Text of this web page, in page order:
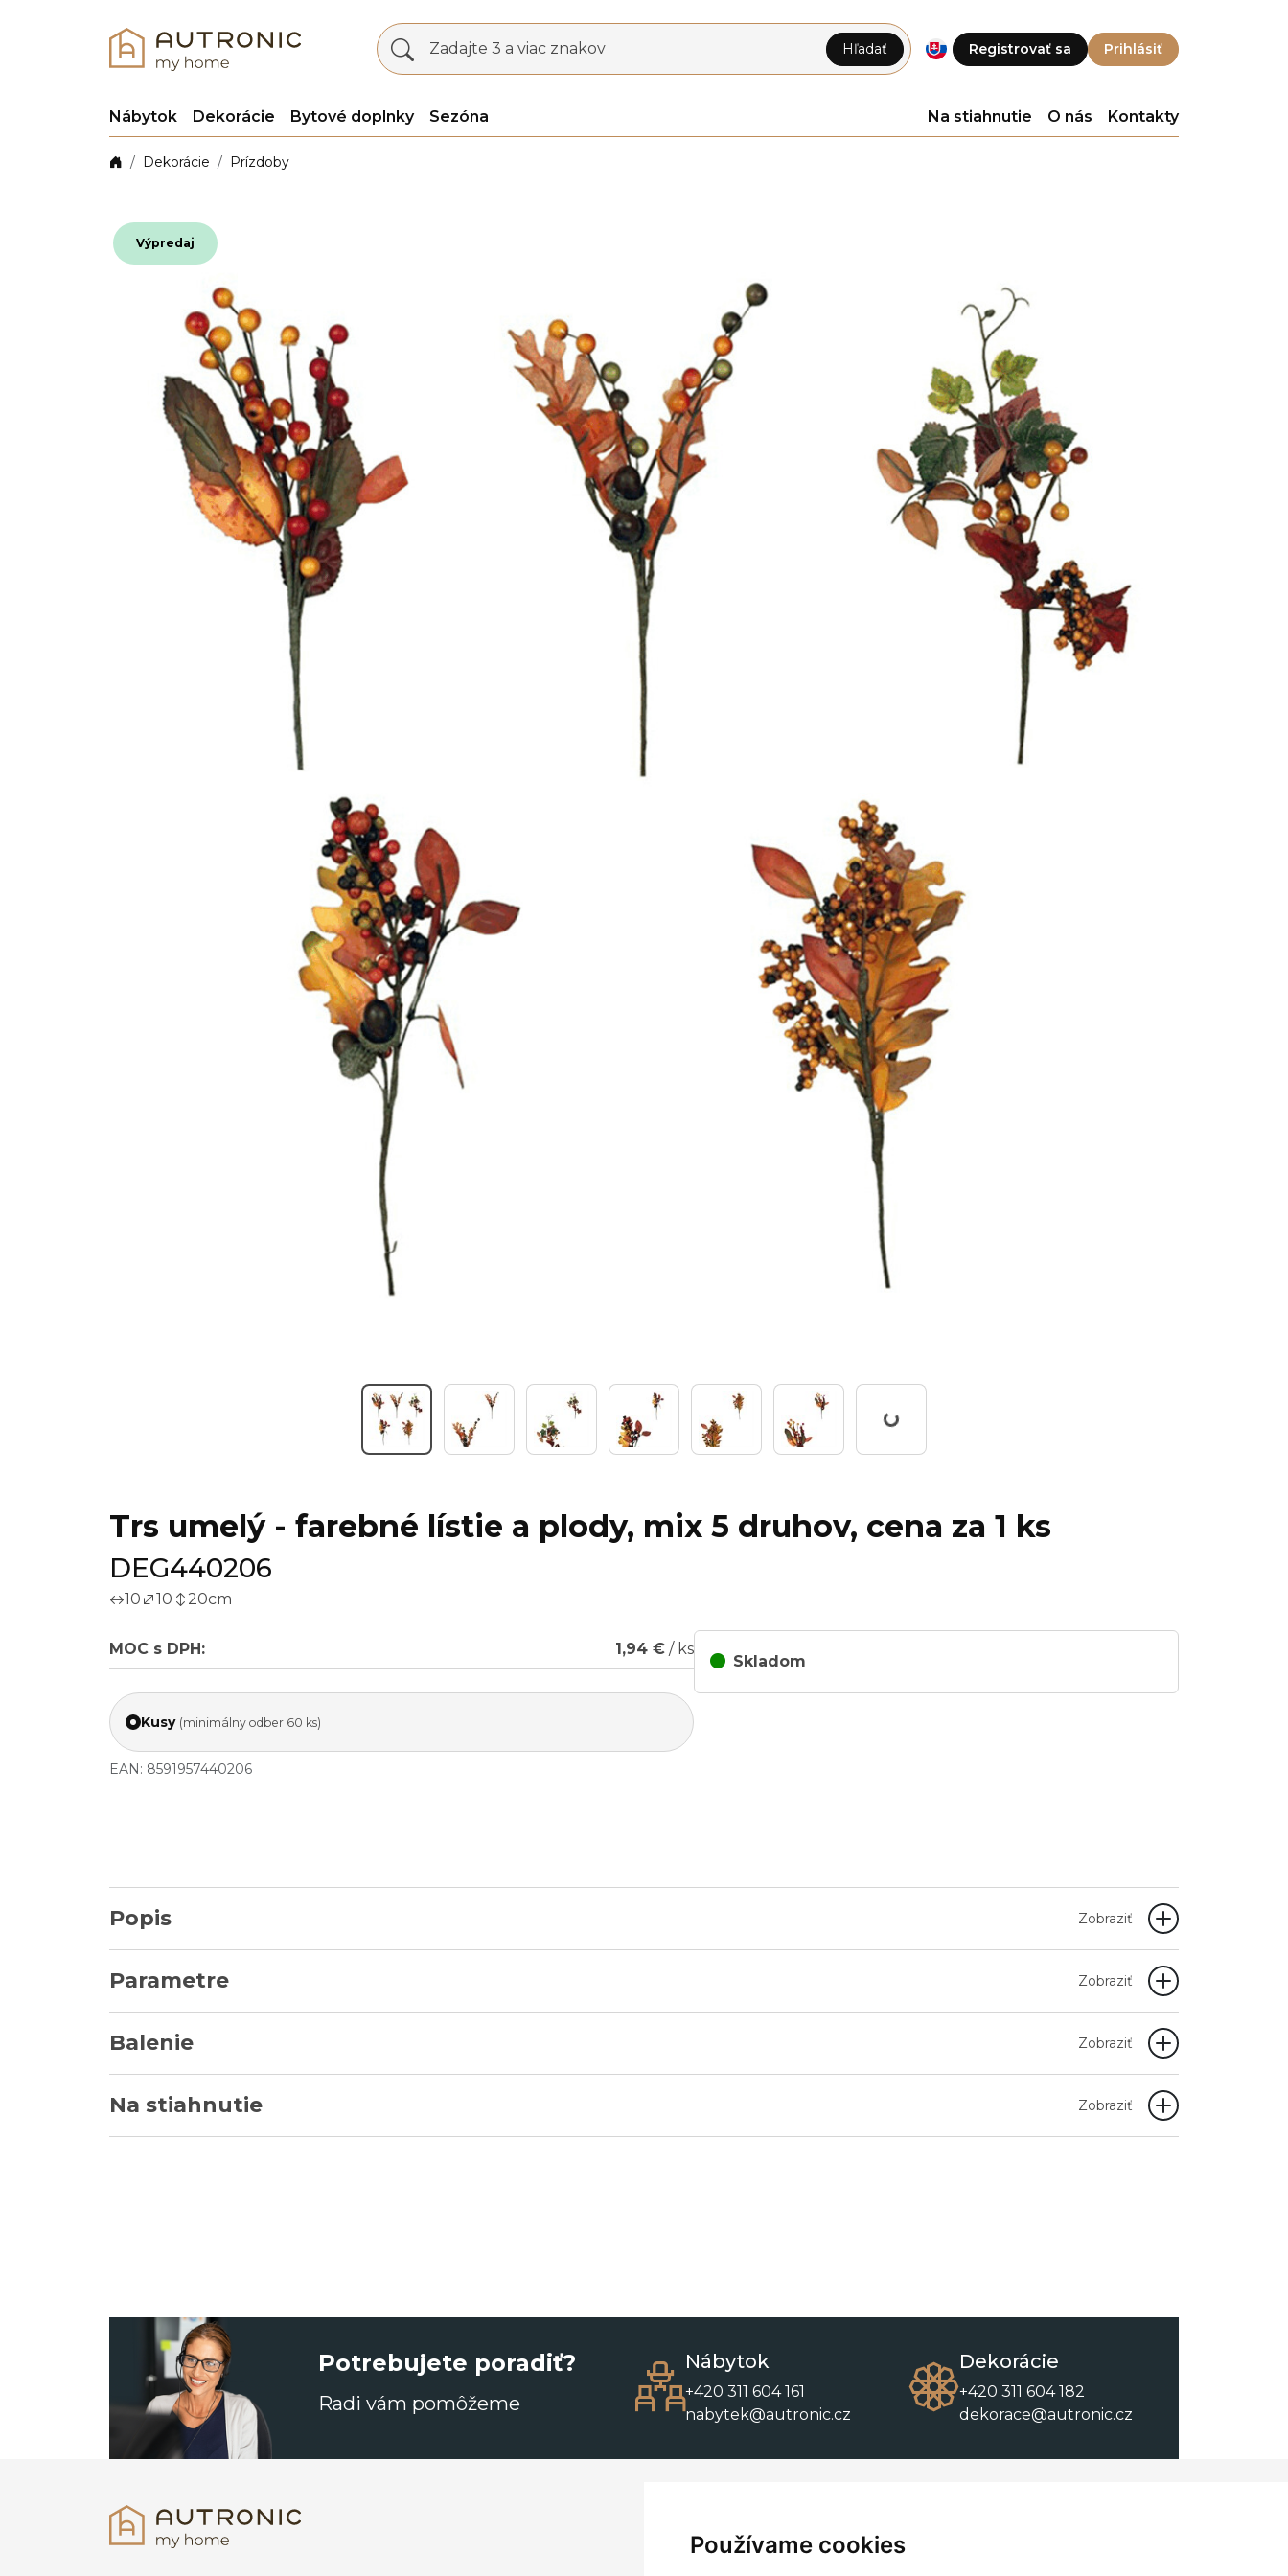
Používame cookies
Registrovať sa Prihlásiť
Zadajte 3 a viac znakov Hľadať
Nábytok Dekorácie Bytové doplnky Sezóna Na stiahnutie O nás Kontakty
Dekorácie Prízdoby
Working...
Výpredaj
Trs umelý - farebné lístie a plody, mix 5 druhov, cena za 1 ks
DEG440206
10 10 20cm
MOC s DPH: 1,94 € / ks
Kusy (minimálny odber 60 ks)
EAN: 8591957440206
Skladom
Popis Zobraziť
Parametre Zobraziť
Balenie Zobraziť
Na stiahnutie Zobraziť
Potrebujete poradiť?
Radi vám pomôžeme
Nábytok
+420 311 604 161
nabytek@autronic.cz
Dekorácie
+420 311 604 182
dekorace@autronic.cz
Kontakty